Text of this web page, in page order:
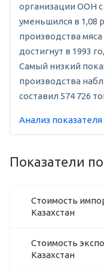
организации ООН с
уменьшился в 1,08
производства
достигнут в 1993
Самый низкий
производства
составил 574 726
Анализ показателя
Показатели
Стоимость
Казахстан
Стоимость
Казахстан